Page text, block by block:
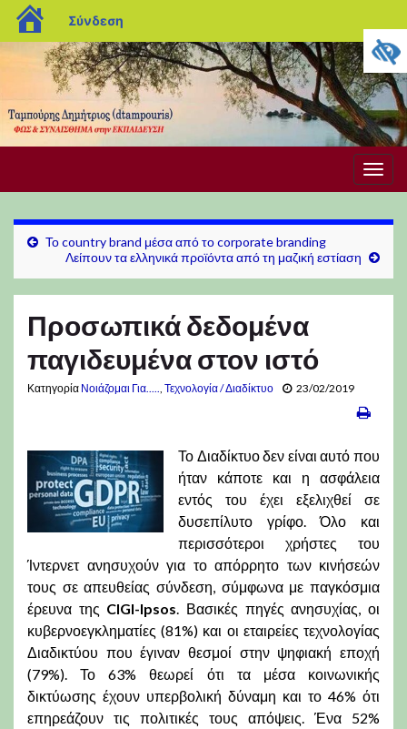
blogs.sch.gr
Σύνδεση
Το country brand μέσα από το corporate branding
Λείπουν τα ελληνικά προϊόντα από τη μαζική εστίαση
Προσωπικά δεδομένα
παγιδευμένα στον ιστό
Κατηγορία Νοιάζομαι Για..... Τεχνολογία / Διαδίκτυο 23/02/2019
Το Διαδίκτυο δεν είναι αυτό που
ήταν κάποτε και η ασφάλεια
εντός του έχει εξελιχθεί σε
δυσεπίλυτο γρίφο. Όλο και
περισσότεροι χρήστες του
Ίντερνετ ανησυχούν για το απόρρητο των κινήσεών
τους σε απευθείας σύνδεση, σύμφωνα με παγκόσμια
έρευνα της CIGI-Ipsos. Βασικές πηγές ανησυχίας, οι
κυβερνοεγκληματίες (81%) και οι εταιρείες τεχνολογίας
Διαδικτύου που έγιναν θεσμοί στην ψηφιακή εποχή
(79%). Το 63% θεωρεί ότι τα μέσα κοινωνικής
δικτύωσης έχουν υπερβολική δύναμη και το 46% ότι
επηρεάζουν τις πολιτικές τους απόψεις. Ένα 52%